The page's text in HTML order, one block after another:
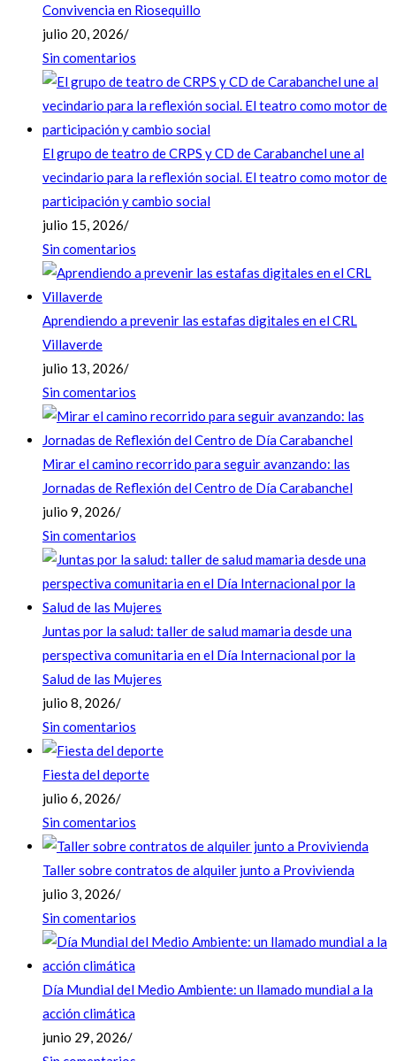
Convivencia en Riosequillo
julio 20, 2026/
Sin comentarios
El grupo de teatro de CRPS y CD de Carabanchel une al
vecindario para la reflexión social. El teatro como motor de
participación y cambio social
julio 15, 2026/
Sin comentarios
Aprendiendo a prevenir las estafas digitales en el CRL
Villaverde
julio 13, 2026/
Sin comentarios
Mirar el camino recorrido para seguir avanzando: las
Jornadas de Reflexión del Centro de Día Carabanchel
julio 9, 2026/
Sin comentarios
Juntas por la salud: taller de salud mamaria desde una
perspectiva comunitaria en el Día Internacional por la
Salud de las Mujeres
julio 8, 2026/
Sin comentarios
Fiesta del deporte
julio 6, 2026/
Sin comentarios
Taller sobre contratos de alquiler junto a Provivienda
julio 3, 2026/
Sin comentarios
Día Mundial del Medio Ambiente: un llamado mundial a la
acción climática
junio 29, 2026/